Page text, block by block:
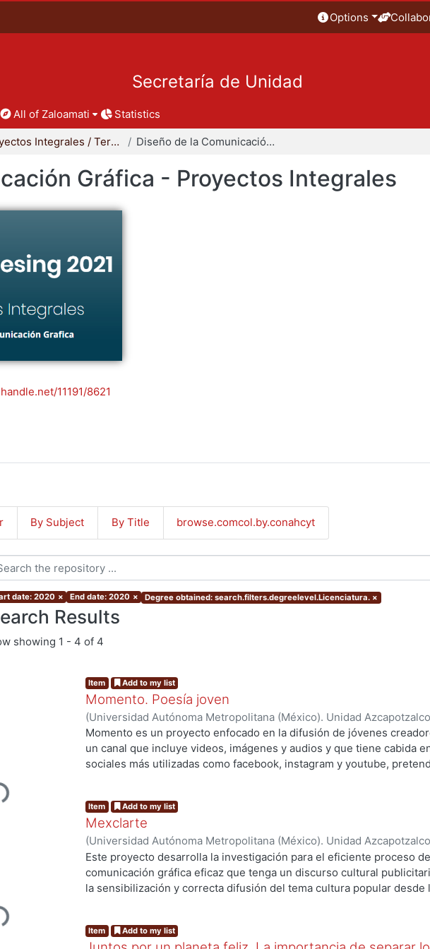
Options
Secretaría de Unidad
All of Zaloamati Statistics
Proyectos Integrales / Terminales - Licenciatura Diseño de la Comunicación Gráfica - Proyectos Integrales
Gráfica - Proyectos Integrales
11191/8621
By Subject By Title browse.comcol.by.conahcyt
date: 2020 × End date: 2020 × Degree obtained: search.filters.degreelevel.Licenciatura. ×
Results
showing 1 - 4 of 4
Item Add to my list
Momento. Poesía joven
(Universidad Autónoma Metropolitana (México). Unidad
de Servicios de Información.,2020)Bastida Ruiz, Mauricio
Momento es un proyecto enfocado en la difusión de jóvenes
un canal que incluye videos, imágenes y audios y que tiene cabida
sociales más utilizadas como facebook, instagram y youtube,
poetas participantes. La problemática que el proyecto busca
poca difusión de poetas emergentes. El tema principal del proyecto
la forma de comunicar esta disciplina artística a través de los
haciendo uso de las herramientas del diseño de la comunicación
nueva perspectiva y apoyar su difusión.
Item Add to my list
Mexclarte
(Universidad Autónoma Metropolitana (México). Unidad
de Servicios de Información.,2020)Cruz Albarrán, Korina Yoselin
Este proyecto desarrolla la investigación para el eficiente proceso
comunicación gráfica eficaz que tenga un discurso cultural
la sensibilización y correcta difusión del tema cultura popular desde
sienta empatía con el artesano y su trabajo, logrando un mayor
Item Add to my list